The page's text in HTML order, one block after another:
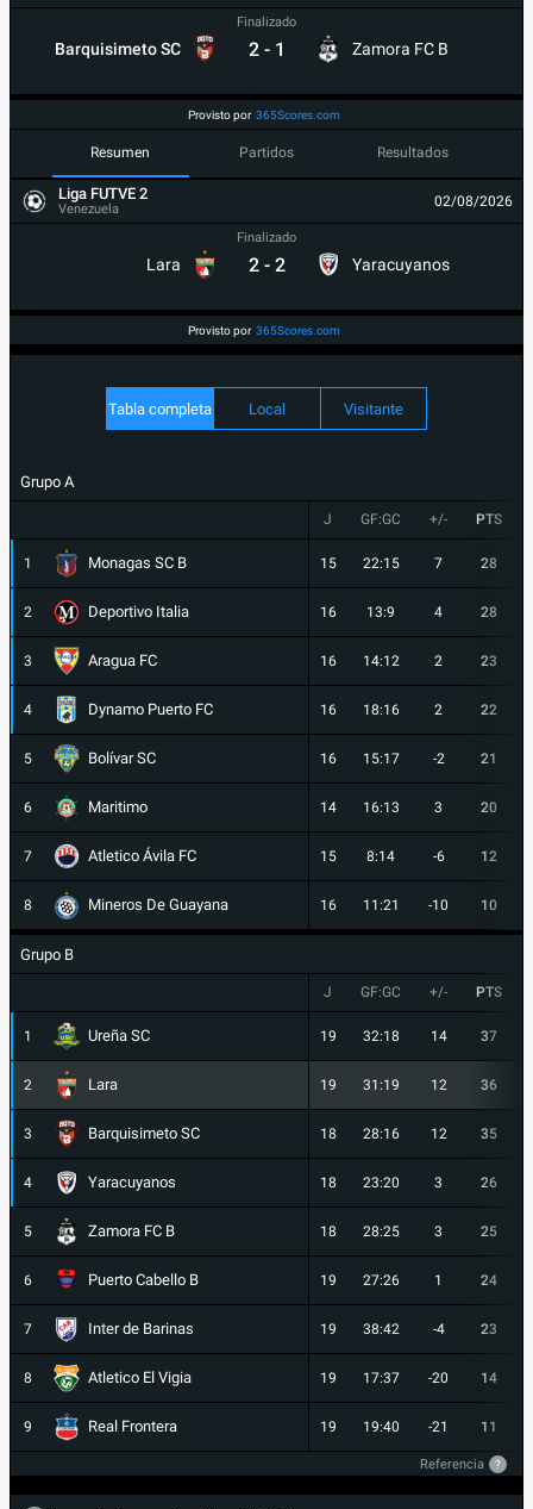
Barquisimeto SC
Finalizado
2 - 1 Zamora FC B
Provisto por 365Scores.com
Resumen Partidos Resultados
Liga FUTVE 2
Venezuela 02/08/2026
Lara
Finalizado
2 - 2 Yaracuyanos
Provisto por 365Scores.com
Tabla completa Local Visitante
Grupo A
J GF:GC +/- PTS
1 Monagas SC B 15 22:15 7 28
2 Deportivo Italia 16 13:9 4 28
3 Aragua FC 16 14:12 2 23
4 Dynamo Puerto FC 16 18:16 2 22
5 Bolívar SC 16 15:17 -2 21
6 Maritimo 14 16:13 3 20
7 Atletico Ávila FC 15 8:14 -6 12
8 Mineros De Guayana 16 11:21 -10 10
Grupo B
J GF:GC +/- PTS
1 Ureña SC 19 32:18 14 37
2 Lara 19 31:19 12 36
3 Barquisimeto SC 18 28:16 12 35
4 Yaracuyanos 18 23:20 3 26
5 Zamora FC B 18 28:25 3 25
6 Puerto Cabello B 19 27:26 1 24
7 Inter de Barinas 19 38:42 -4 23
8 Atletico El Vigia 19 17:37 -20 14
9 Real Frontera 19 19:40 -21 11
Referencia ?